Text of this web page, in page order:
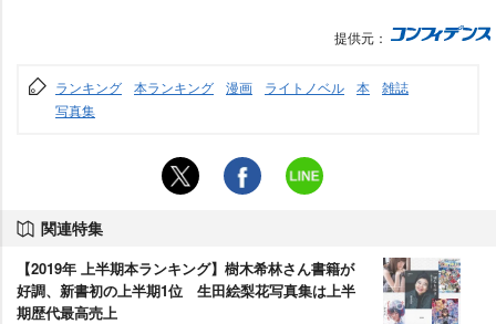
提供元：
ランキング 本ランキング 漫画 ライトノベル 本
雑誌
写真集
関連特集
【2019年 上半期本ランキング】樹木希林さん書籍が
好調、新書初の上半期1位 生田絵梨花写真集は上半
期歴代最高売上